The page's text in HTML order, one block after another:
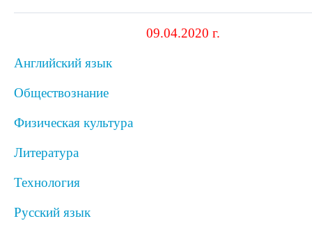
09.04.2020 г.
Английский язык
Обществознание
Физическая культура
Литература
Технология
Русский язык